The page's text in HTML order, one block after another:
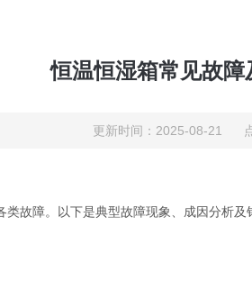
恒温恒湿箱常见故障
更新时间：2025-08-21
故障。以下是典型故障现象、成因分析